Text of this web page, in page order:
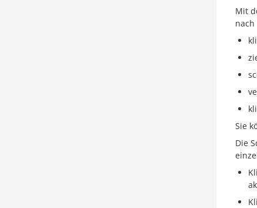
Mit
Sie
Die